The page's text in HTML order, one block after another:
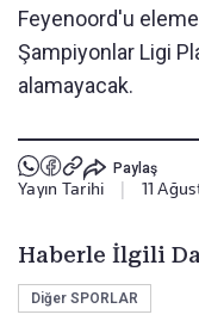
Feyenoord'u
Şampiyonlar Ligi
alamayacak.
Paylaş
Yayın Tarihi 11
Haberle İlgili
Diğer SPORLAR